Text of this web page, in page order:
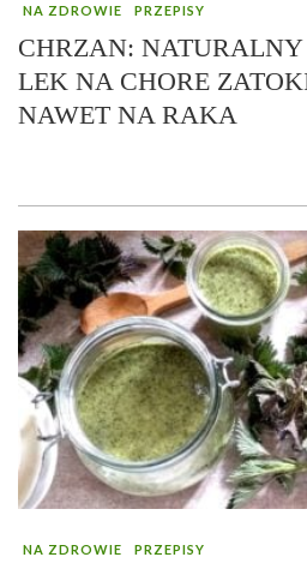
NA ZDROWIE PRZEPISY
CHRZAN:
LEK NA CHORE
NAWET NA RAKA
NA ZDROWIE PRZEPISY